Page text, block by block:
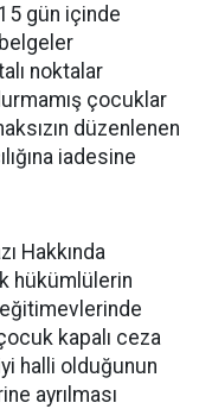
gün içinde
noktalar
çocuklar
düzenlenen
iadesine
Hakkında
hükümlülerin
kapalı ceza
halli olduğunun
ayrılması